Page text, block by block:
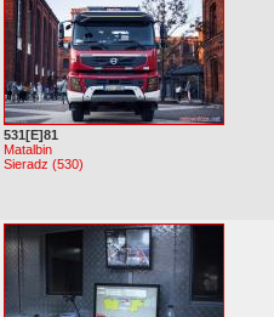
531[E]81
Matalbin
Sieradz (530)